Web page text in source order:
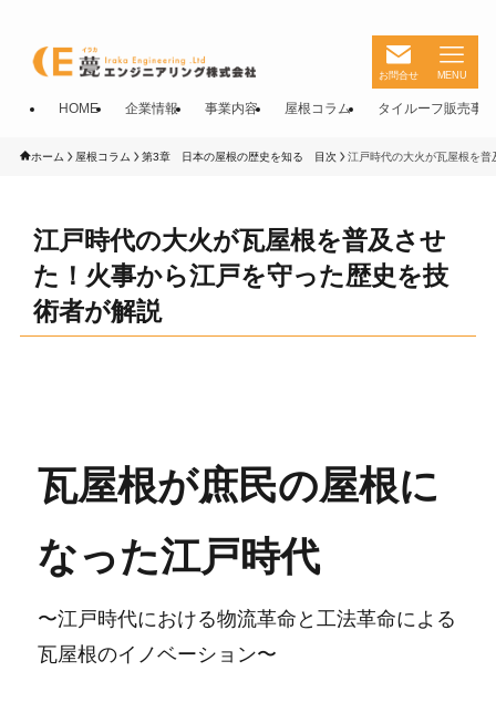
お問合せ MENU
HOME 企業情報 事業内容 屋根コラム タイルーフ販売事
ホーム 屋根コラム 第3章 日本の屋根の歴史を知る 目次 江戸時代の大火が瓦屋根を
江戸時代の大火が瓦屋根を普及させ
た！火事から江戸を守った歴史を技
術者が解説
瓦屋根が庶民の屋根に
なった江戸時代
〜江戸時代における物流革命と工法革命による
瓦屋根のイノベーション〜